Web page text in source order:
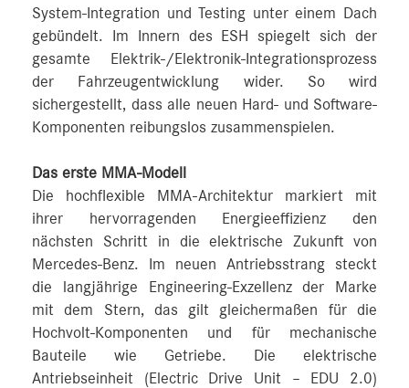
System-Integration und Testing unter einem Dach
gebündelt. Im Innern des ESH spiegelt sich der
gesamte Elektrik-/Elektronik-Integrationsprozess
der Fahrzeugentwicklung wider. So wird
sichergestellt, dass alle neuen Hard- und Software-
Komponenten reibungslos zusammenspielen.
Das erste MMA-Modell
Die hochflexible MMA-Architektur markiert mit
ihrer hervorragenden Energieeffizienz den
nächsten Schritt in die elektrische Zukunft von
Mercedes-Benz. Im neuen Antriebsstrang steckt
die langjährige Engineering-Exzellenz der Marke
mit dem Stern, das gilt gleichermaßen für die
Hochvolt-Komponenten und für mechanische
Bauteile wie Getriebe. Die elektrische
Antriebseinheit (Electric Drive Unit – EDU 2.0)